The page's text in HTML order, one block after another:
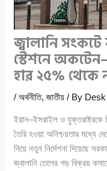
জ্বালানি সংকটে
স্টেশনে
হার ২৫% থেকে
/অর্থনীতি,জাতীয় / By
ইরান–ইসরাইল ও যুক্তরাষ্ট্রকে
তৈরি হওয়া অনিশ্চয়তার মধ্যে
নিয়ে নতুন নির্দেশনা দিয়েছে
জ্বালানি তেলের গড় বিক্রয়